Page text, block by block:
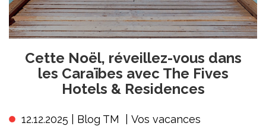
Cette Noël, réveillez-vous dans
les Caraïbes avec The Fives
Hotels & Residences
12.12.2025 | Blog TM Vos vacances